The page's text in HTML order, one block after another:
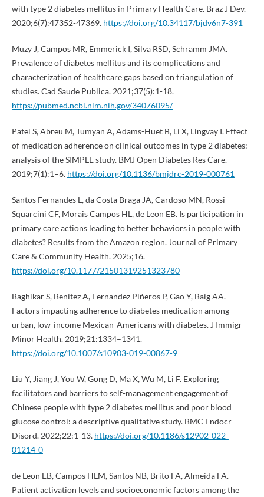
with type 2 diabetes mellitus in Primary Health Care. Braz J Dev.
2020;6(7):47352-47369. https://doi.org/10.34117/bjdv6n7-391
Muzy J, Campos MR, Emmerick I, Silva RSD, Schramm JMA.
Prevalence of diabetes mellitus and its complications and
characterization of healthcare gaps based on triangulation of
studies. Cad Saude Publica. 2021;37(5):1-18.
https://pubmed.ncbi.nlm.nih.gov/34076095/
Patel S, Abreu M, Tumyan A, Adams-Huet B, Li X, Lingvay I. Effect
of medication adherence on clinical outcomes in type 2 diabetes:
analysis of the SIMPLE study. BMJ Open Diabetes Res Care.
2019;7(1):1–6. https://doi.org/10.1136/bmjdrc-2019-000761
Santos Fernandes L, da Costa Braga JA, Cardoso MN, Rossi
Squarcini CF, Morais Campos HL, de Leon EB. Is participation in
primary care actions leading to better behaviors in people with
diabetes? Results from the Amazon region. Journal of Primary
Care & Community Health. 2025;16.
https://doi.org/10.1177/21501319251323780
Baghikar S, Benitez A, Fernandez Piñeros P, Gao Y, Baig AA.
Factors impacting adherence to diabetes medication among
urban, low-income Mexican-Americans with diabetes. J Immigr
Minor Health. 2019;21:1334–1341.
https://doi.org/10.1007/s10903-019-00867-9
Liu Y, Jiang J, You W, Gong D, Ma X, Wu M, Li F. Exploring
facilitators and barriers to self-management engagement of
Chinese people with type 2 diabetes mellitus and poor blood
glucose control: a descriptive qualitative study. BMC Endocr
Disord. 2022;22:1-13. https://doi.org/10.1186/s12902-022-
01214-0
de Leon EB, Campos HLM, Santos NB, Brito FA, Almeida FA.
Patient activation levels and socioeconomic factors among the